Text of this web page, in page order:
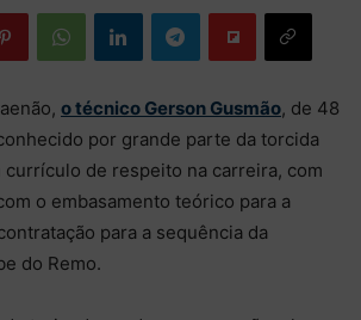
o técnico Gerson Gusmão, de 48
por grande parte da torcida
currículo de respeito na carreira, com
o embasamento teórico para a
para a sequência da
do Remo.